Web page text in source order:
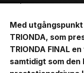
Med
TRIONDA, som
TRIONDA FINAL
samtidigt som den